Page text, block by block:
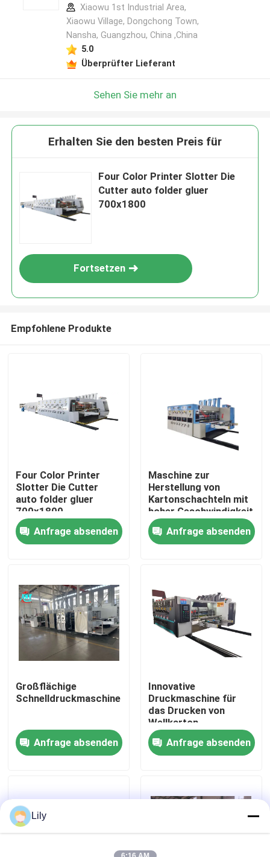
Haus
Produkte
Videos
Über uns
Fabrik-Ausflug
Qualitätskontrolle
Treten Sie mit uns in Verbindung
Fälle
Kartondruckmaschine
Xiaowu 1st Industrial Area,
Xiaowu Village, Dongchong Town,
Nansha, Guangzhou, China ,China
5.0
Überprüfter Lieferant
Sehen Sie mehr an
Erhalten Sie den besten Preis für
Four Color Printer Slotter Die
Cutter auto folder gluer
700x1800
Fortsetzen
Empfohlene Produkte
Four Color Printer
Slotter Die Cutter
auto folder gluer
700x1800
Anfrage absenden
Maschine zur
Herstellung von
Kartonschachteln mit
hoher Geschwindigkeit
Anfrage absenden
Großflächige
Schnelldruckmaschine
Anfrage absenden
Innovative
Druckmaschine für
das Drucken von
Wellkarton
Anfrage absenden
Lily